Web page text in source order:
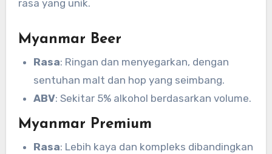
rasa yang unik.
Myanmar Beer
Rasa: Ringan dan menyegarkan, dengan
sentuhan malt dan hop yang seimbang.
ABV: Sekitar 5% alkohol berdasarkan volume.
Myanmar Premium
Rasa: Lebih kaya dan kompleks dibandingkan